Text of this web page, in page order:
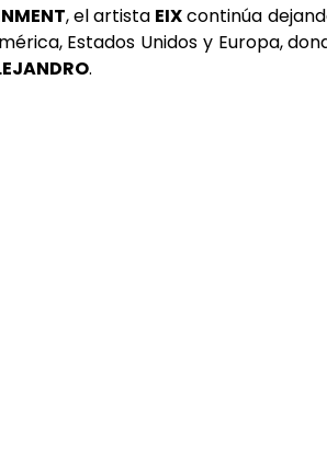
, el artista EIXcontinúa
Estados Unidos y Europa,
.